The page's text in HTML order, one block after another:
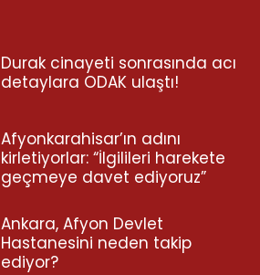
Durak cinayeti sonrasında acı
detaylara ODAK ulaştı!
Afyonkarahisar’ın adını
kirletiyorlar: “İlgilileri harekete
geçmeye davet ediyoruz”
Ankara, Afyon Devlet
Hastanesini neden takip
ediyor?